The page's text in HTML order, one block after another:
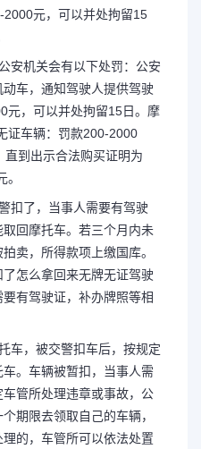
元，可以并处拘留15
安机关会有以下处罚：公安
车，通知驾驶人提供驾驶
元，可以并处拘留15日。摩
证车辆：罚款200-2000
到出示合法购买证明为
扣了，当事人需要有驾驶
回摩托车。若三个月内未
卖，所得款项上缴国库。
怎么拿回来无牌无证驾驶
有驾驶证，补办牌照等相
车，被交警扣车后，按规定
。车辆被暂扣，当事人需
管所处理违章或事故，公
期限去领取自己的车辆，
的，车管所可以依法处置
图片识别二维